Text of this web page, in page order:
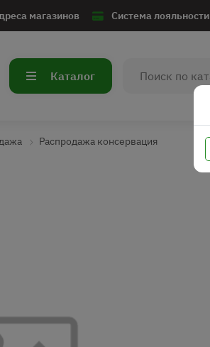
магазинов Система лояльности
Каталог
Распродажа консервация